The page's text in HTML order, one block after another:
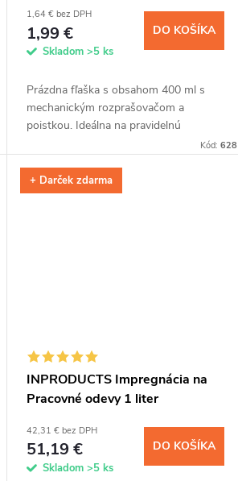
1,64 € bez DPH
1,99 €
Skladom>5 ks
DO KOŠÍKA
Prázdna fľaška s obsahom 400 ml s
mechanickým rozprašovačom a
poistkou. Ideálna na pravidelnú
Kód: 628
+ Darček zdarma
INPRODUCTS Impregnácia na
Pracovné odevy 1 liter
42,31 € bez DPH
51,19 €
Skladom>5 ks
DO KOŠÍKA